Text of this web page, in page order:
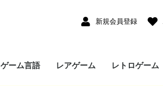
新規会員登録
ゲーム言語 レアゲーム レトロゲーム